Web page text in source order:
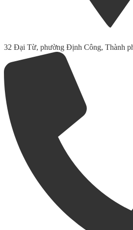
32 Đại Từ, phường Định Công, Thành